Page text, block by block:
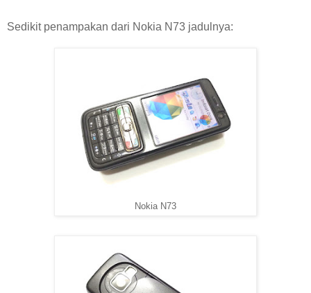
Sedikit penampakan dari Nokia N73 jadulnya:
Nokia N73